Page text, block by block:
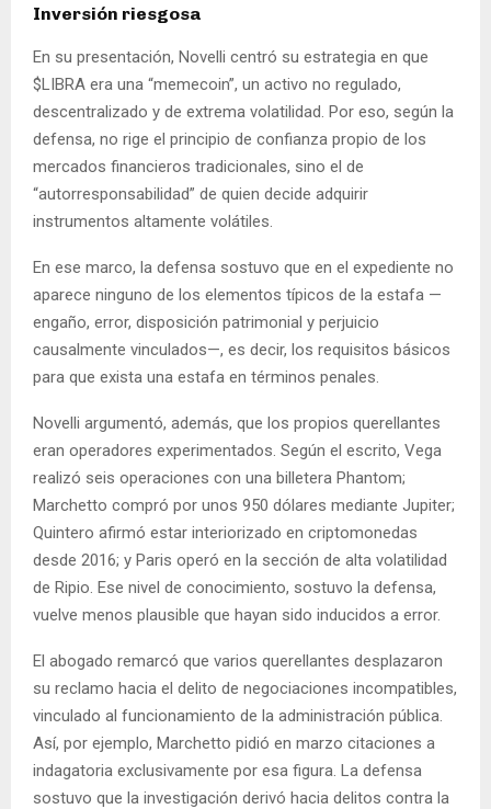
Inversión riesgosa
En su presentación, Novelli centró su estrategia en que
$LIBRA era una “memecoin”, un activo no regulado,
descentralizado y de extrema volatilidad. Por eso, según la
defensa, no rige el principio de confianza propio de los
mercados financieros tradicionales, sino el de
“autorresponsabilidad” de quien decide adquirir
instrumentos altamente volátiles.
En ese marco, la defensa sostuvo que en el expediente no
aparece ninguno de los elementos típicos de la estafa —
engaño, error, disposición patrimonial y perjuicio
causalmente vinculados—, es decir, los requisitos básicos
para que exista una estafa en términos penales.
Novelli argumentó, además, que los propios querellantes
eran operadores experimentados. Según el escrito, Vega
realizó seis operaciones con una billetera Phantom;
Marchetto compró por unos 950 dólares mediante Jupiter;
Quintero afirmó estar interiorizado en criptomonedas
desde 2016; y Paris operó en la sección de alta volatilidad
de Ripio. Ese nivel de conocimiento, sostuvo la defensa,
vuelve menos plausible que hayan sido inducidos a error.
El abogado remarcó que varios querellantes desplazaron
su reclamo hacia el delito de negociaciones incompatibles,
vinculado al funcionamiento de la administración pública.
Así, por ejemplo, Marchetto pidió en marzo citaciones a
indagatoria exclusivamente por esa figura. La defensa
sostuvo que la investigación derivó hacia delitos contra la